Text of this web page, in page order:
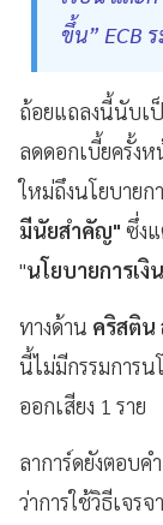
ขึ้น” ECB
ถ้อยแถลงนี้นับเ
ลดดอกเบี้ยครั้ง
ใหม่ถึงนโยบายก
มีนัยสำคัญ" ซึ่ง
"นโยบายการเ
ทางด้าน คริสติน
นี้ไม่มีกรรมการน
ออกเสียง 1 ราย
ลาการ์ดยังตอบค
ว่าการใช้วิธีเจร